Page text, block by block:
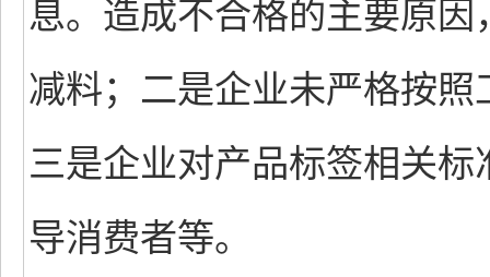
息。造成不合格的主要原
减料；二是企业未严格按
三是企业对产品标签相关
导消费者等。